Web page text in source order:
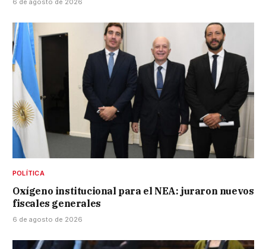
6 de agosto de 2026
POLÍTICA
Oxígeno institucional para el NEA: juraron nuevos
fiscales generales
6 de agosto de 2026